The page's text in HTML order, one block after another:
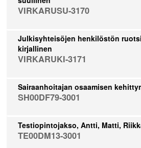
VIRKARUSU-3170
Julkisyhteisöjen henkilöstön
kirjallinen
VIRKARUKI-3171
Sairaanhoitajan osaamisen
SH00DF79-3001
Testiopintojakso, Antti, Matti,
TE00DM13-3001